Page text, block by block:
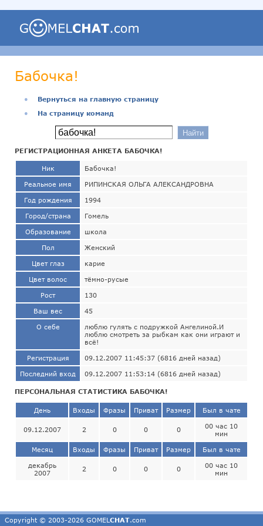
Бабочка!
●
Вернуться на главную страницу
●
На страницу команд
РЕГИСТРАЦИОННАЯ АНКЕТА БАБОЧКА!
Ник Бабочка!
Реальное имя РИПИНСКАЯ ОЛЬГА АЛЕКСАНДРОВНА
Год рождения 1994
Город/страна Гомель
Образование школа
Пол Женский
Цвет глаз карие
Цвет волос тёмно-русые
Рост 130
Ваш вес 45
О себе
люблю гулять с подружкой Ангелиной.И
люблю смотреть за рыбкам как они играют и
всё!
Регистрация 09.12.2007 11:45:37 (6816 дней назад)
Последний вход 09.12.2007 11:53:14 (6816 дней назад)
ПЕРСОНАЛЬНАЯ СТАТИСТИКА БАБОЧКА!
День Входы Фразы Приват Размер Был в чате
09.12.2007 2 0 0 0
00 час 10
мин
Месяц Входы Фразы Приват Размер Был в чате
декабрь
2007
2 0 0 0
00 час 10
мин
Copyright © 2003-2026 GOMEL CHAT.com